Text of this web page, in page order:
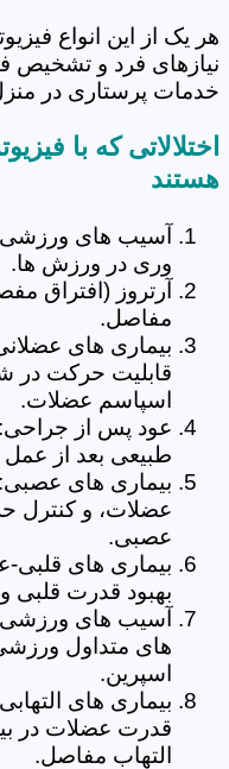
هر یک از این انواع
نیازهای فرد و تشخیص
خدمات پرستاری در
اختلالاتی که با
هستند
آسیب های
وری در ورزش ها.
آرتروز (افتراق
مفاصل.
بیماری های
قابلیت حرکت در
اسپاسم عضلات.
عود پس از
طبیعی بعد از
بیماری های
عضلات، و کنترل
عصبی.
بیماری های
بهبود قدرت قلبی
آسیب های
های متداول
اسپرین.
بیماری های
قدرت عضلات در
التهاب مفاصل.